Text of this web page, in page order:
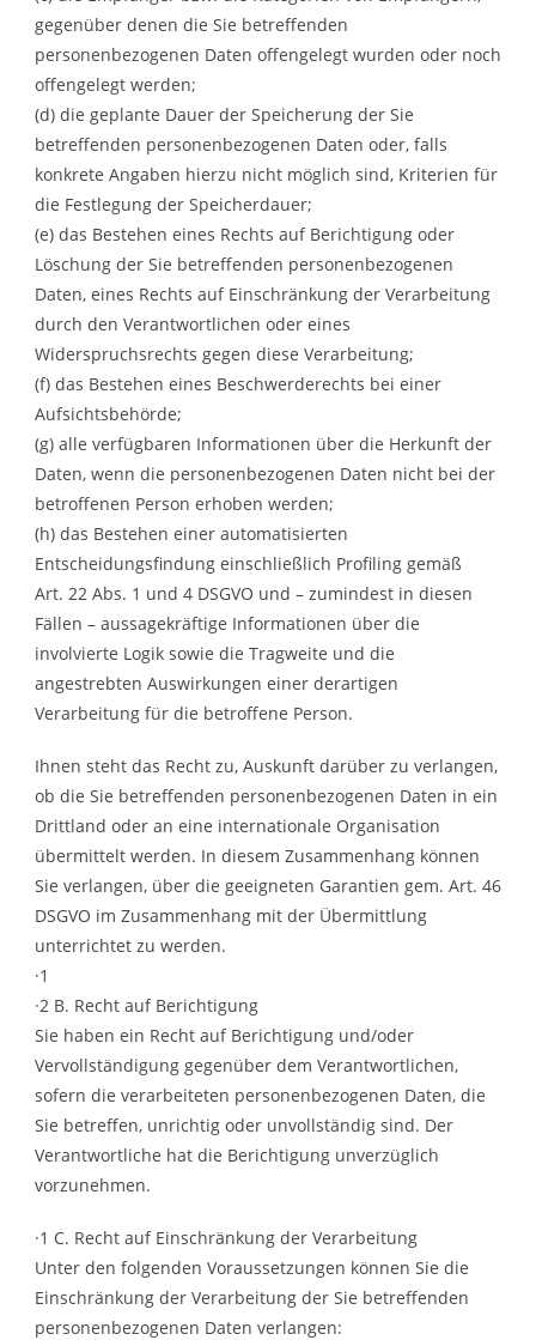
gegenüber denen die Sie betreffenden
personenbezogenen Daten offengelegt wurden oder noch
offengelegt werden;
(d) die geplante Dauer der Speicherung der Sie
betreffenden personenbezogenen Daten oder, falls
konkrete Angaben hierzu nicht möglich sind, Kriterien für
die Festlegung der Speicherdauer;
(e) das Bestehen eines Rechts auf Berichtigung oder
Löschung der Sie betreffenden personenbezogenen
Daten, eines Rechts auf Einschränkung der Verarbeitung
durch den Verantwortlichen oder eines
Widerspruchsrechts gegen diese Verarbeitung;
(f) das Bestehen eines Beschwerderechts bei einer
Aufsichtsbehörde;
(g) alle verfügbaren Informationen über die Herkunft der
Daten, wenn die personenbezogenen Daten nicht bei der
betroffenen Person erhoben werden;
(h) das Bestehen einer automatisierten
Entscheidungsfindung einschließlich Profiling gemäß
Art. 22 Abs. 1 und 4 DSGVO und – zumindest in diesen
Fällen – aussagekräftige Informationen über die
involvierte Logik sowie die Tragweite und die
angestrebten Auswirkungen einer derartigen
Verarbeitung für die betroffene Person.
Ihnen steht das Recht zu, Auskunft darüber zu verlangen,
ob die Sie betreffenden personenbezogenen Daten in ein
Drittland oder an eine internationale Organisation
übermittelt werden. In diesem Zusammenhang können
Sie verlangen, über die geeigneten Garantien gem. Art. 46
DSGVO im Zusammenhang mit der Übermittlung
unterrichtet zu werden.
·1
·2 B. Recht auf Berichtigung
Sie haben ein Recht auf Berichtigung und/oder
Vervollständigung gegenüber dem Verantwortlichen,
sofern die verarbeiteten personenbezogenen Daten, die
Sie betreffen, unrichtig oder unvollständig sind. Der
Verantwortliche hat die Berichtigung unverzüglich
vorzunehmen.
·1 C. Recht auf Einschränkung der Verarbeitung
Unter den folgenden Voraussetzungen können Sie die
Einschränkung der Verarbeitung der Sie betreffenden
personenbezogenen Daten verlangen: